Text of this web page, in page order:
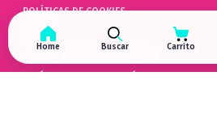
POLÍTICAS DE COOKIES
AYUDA
Home Buscar Carrito